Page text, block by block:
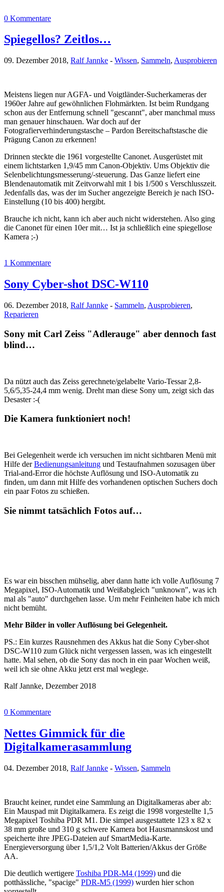
0 Kommentare
Spiegellos? Zeitlos…
09. Dezember 2018, Ralf Jannke - Wissen, Sammeln, Ausprobieren
Meistens liegen nur AGFA- und Voigtländer-Sucherkameras der
1960er Jahre auf gewöhnlichen Flohmärkten. Ist beim Rundgang
schon aus der Entfernung schnell "gescannt", aber manchmal muss
man genauer hinschauen. War doch auf der
Fotografierverhinderungstasche – Pardon Bereitschaftstasche die
Prägung Canon zu erkennen!
Drinnen steckte die 1961 vorgestellte Canonet. Ausgerüstet mit
einem lichtstarken 1,9/45 mm Canon-Objektiv. Ums Objektiv die
Selenbelichtungsmesserung/-steuerung. Das Ganze liefert eine
Blendenautomatik mit Zeitvorwahl mit 1 bis 1/500 s Verschlusszeit.
Jedenfalls das, was der im Sucher angezeigte Bereich je nach ISO-
Einstellung (10 bis 400) hergibt.
Brauche ich nicht, kann ich aber auch nicht widerstehen. Also ging
die Canonet für einen 10er mit… Ist ja schließlich eine spiegellose
Kamera ;-)
1 Kommentare
Sony Cyber-shot DSC-W110
06. Dezember 2018, Ralf Jannke - Sammeln, Ausprobieren,
Reparieren
Sony mit Carl Zeiss "Adlerauge" aber dennoch fast
blind…
Da nützt auch das Zeiss gerechnete/gelabelte Vario-Tessar 2,8-
5,6/5,35-24,4 mm wenig. Dreht man diese Sony um, zeigt sich das
Desaster :-(
Die Kamera funktioniert noch!
Bei Gelegenheit werde ich versuchen im nicht sichtbaren Menü mit
Hilfe derBedienungsanleitung und Testaufnahmen sozusagen über
Trial-and-Error die höchste Auflösung und ISO-Automatik zu
finden, um dann mit Hilfe des vorhandenen optischen Suchers doch
ein paar Fotos zu schießen.
Sie nimmt tatsächlich Fotos auf…
Es war ein bisschen mühselig, aber dann hatte ich volle Auflösung 7
Megapixel, ISO-Automatik und Weißabgleich "unknown", was ich
mal als "auto" durchgehen lasse. Um mehr Feinheiten habe ich mich
nicht bemüht.
Mehr Bilder in voller Auflösung bei Gelegenheit.
PS.: Ein kurzes Rausnehmen des Akkus hat die Sony Cyber-shot
DSC-W110 zum Glück nicht vergessen lassen, was ich eingestellt
hatte. Mal sehen, ob die Sony das noch in ein paar Wochen weiß,
weil ich sie ohne Akku jetzt erst mal weglege.
Ralf Jannke, Dezember 2018
0 Kommentare
Nettes Gimmick für die
Digitalkamerasammlung
04. Dezember 2018, Ralf Jannke - Wissen, Sammeln
Braucht keiner, rundet eine Sammlung an Digitalkameras aber ab:
Ein Mauspad mit Digitalkamera. Es zeigt die 1998 vorgestellte 1,5
Megapixel Toshiba PDR M1. Die simpel ausgestattete 123 x 82 x
38 mm große und 310 g schwere Kamera bot Hausmannskost und
speicherte ihre JPEG-Dateien auf SmartMedia-Karte.
Energieversorgung über 1,5/1,2 Volt Batterien/Akkus der Größe
AA.
Die deutlich wertigere Toshiba PDR-M4 (1999) und die
potthässliche, "spacige" PDR-M5 (1999) wurden hier schon